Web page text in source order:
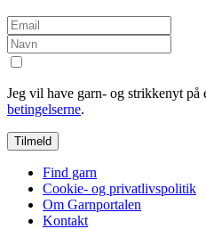
Jeg vil have garn- og strikkenyt på
betingelserne.
Find garn
Cookie- og privatlivspolitik
Om Garnportalen
Kontakt